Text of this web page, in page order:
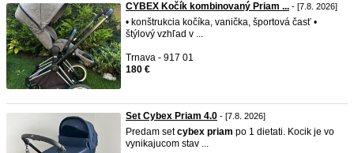
CYBEX Kočík kombinovaný Priam ... - [7.8. 2026]
• konštrukcia kočíka, vanička, športová časť •
štýlový vzhľad v ...
Trnava - 917 01
180 €
Set Cybex Priam 4.0 - [7.8. 2026]
Predam setcybex priam po 1 dietati. Kocik je vo
vynikajucom stav ...